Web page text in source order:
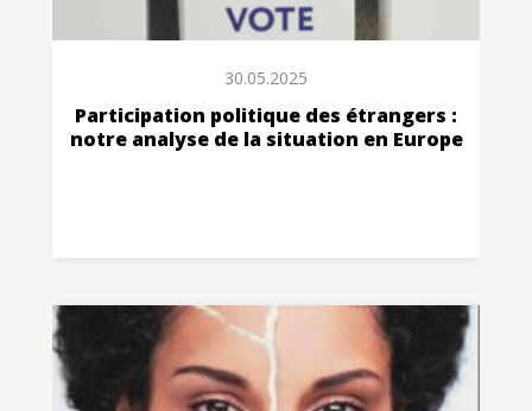
30.05.2025
Participation politique des étrangers :
notre analyse de la situation en Europe